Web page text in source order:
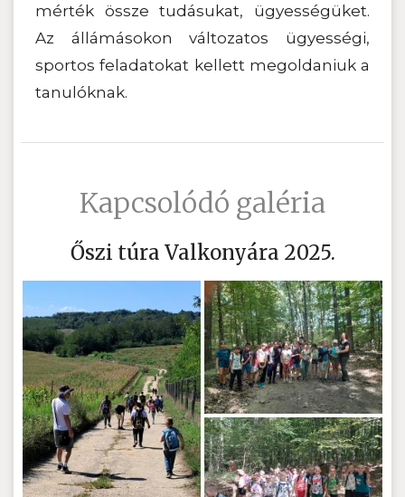
mérték össze tudásukat, ügyességüket.
Az állámásokon változatos ügyességi,
sportos feladatokat kellett megoldaniuk a
tanulóknak.
Kapcsolódó galéria
Őszi túra Valkonyára 2025.